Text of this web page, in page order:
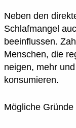
Neben den
Schlafmangel
beeinflussen.
Menschen, die
neigen, mehr
konsumieren.
Mögliche Gründe